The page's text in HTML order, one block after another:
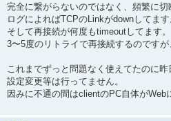
完全に繋がらないのではなく、頻繁に切
ログによればTCPのLinkがdownしてます
そして再接続が何度もtimeoutしてます。
3〜5度のリトライで再接続するのですが
これまでずっと問題なく使えてたのに昨
設定変更等は行ってません。
因みに不通の間はclientのPC自体がWeb